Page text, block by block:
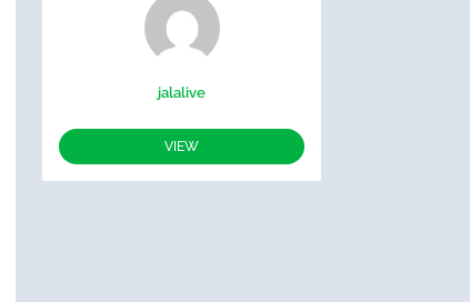
jalalive
VIEW